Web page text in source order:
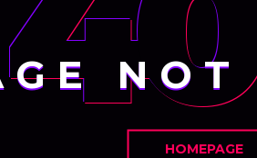
HOMEPAGE